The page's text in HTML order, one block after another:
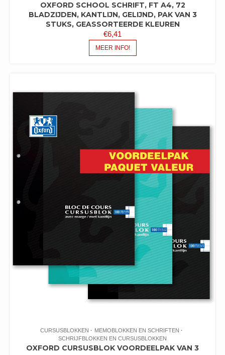
OXFORD SCHOOL SCHRIFT, FT A4, 72
BLADZIJDEN, KANTLIJN, GELIJND, PAK VAN 3
STUKS, GEASSORTEERDE KLEUREN
€6,41
MEER INFO!
CURSUSBLOKKEN
MEMOBLOKKEN EN SCHRIFTEN
SCHRIJFBLOKKEN EN CURSUSBLOKKEN
OXFORD CURSUSBLOK VOORDEELPAK VAN 3